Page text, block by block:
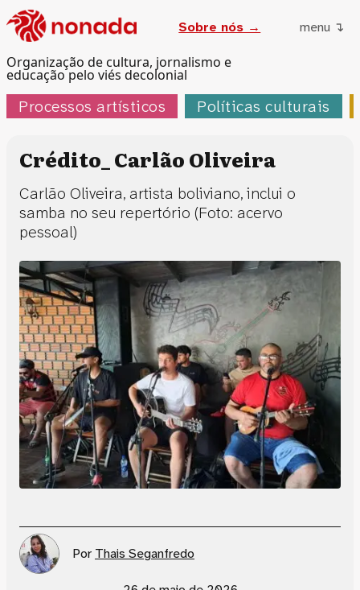
Organização de cultura, jornalismo e
educação pelo viés decolonial
Sobre nós → menu ↴
Processos artísticos Políticas culturais
Crédito_ Carlão Oliveira
Carlão Oliveira, artista boliviano, inclui o
samba no seu repertório (Foto: acervo
pessoal)
Por Thais Seganfredo